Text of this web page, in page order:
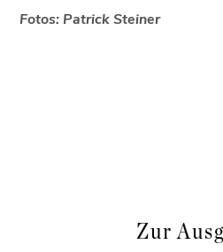
Fotos: Patrick Steiner
Zur